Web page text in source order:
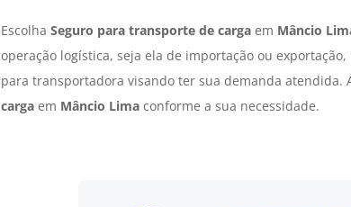
Escolha Seguro para transporte de cargaem Mâncio
operação logística, seja ela de importação ou
para transportadora visando ter sua demanda atendida.
cargaem Mâncio Limaconforme a sua necessidade.